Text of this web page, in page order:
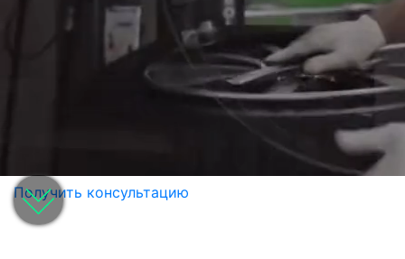
Получить консультацию